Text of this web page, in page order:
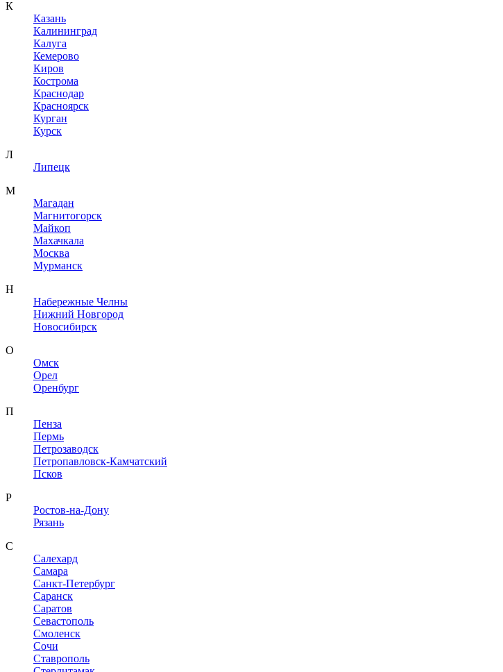
К
Казань
Калининград
Калуга
Кемерово
Киров
Кострома
Краснодар
Красноярск
Курган
Курск
Л
Липецк
М
Магадан
Магнитогорск
Майкоп
Махачкала
Москва
Мурманск
Н
Набережные Челны
Нижний Новгород
Новосибирск
О
Омск
Орел
Оренбург
П
Пенза
Пермь
Петрозаводск
Петропавловск-Камчатский
Псков
Р
Ростов-на-Дону
Рязань
С
Салехард
Самара
Санкт-Петербург
Саранск
Саратов
Севастополь
Смоленск
Сочи
Ставрополь